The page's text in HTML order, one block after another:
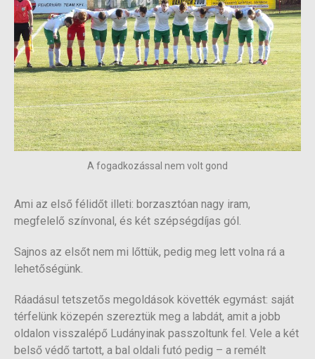
A fogadkozással nem volt gond
Ami az első félidőt illeti: borzasztóan nagy iram,
megfelelő színvonal, és két szépségdíjas gól.
Sajnos az elsőt nem mi lőttük, pedig meg lett volna rá a
lehetőségünk.
Ráadásul tetszetős megoldások követték egymást: saját
térfelünk közepén szereztük meg a labdát, amit a jobb
oldalon visszalépő Ludányinak passzoltunk fel. Vele a két
belső védő tartott, a bal oldali futó pedig – a remélt